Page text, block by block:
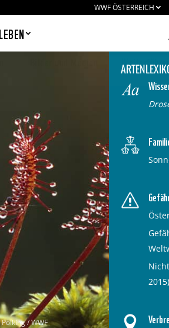
WWF ÖSTERREICH
/ WWF
2015)
LIEBEN COOKIES, WIR
helfen unser Angebot
zu gestalten & erlauben
Analyse der Zugriffe auf die
Infos dazu findest du in unserer
Unter
kannst du verwalten,
von Cookies gesetzt werden.
kannst du über den
Link im Footer der
jederzeit widerrufen.